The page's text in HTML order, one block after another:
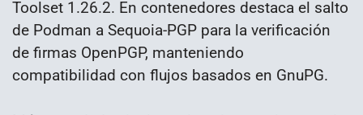
Toolset 1.26.2. En contenedores destaca el salto
de Podman a Sequoia-PGP para la verificación
de firmas OpenPGP, manteniendo
compatibilidad con flujos basados en GnuPG.